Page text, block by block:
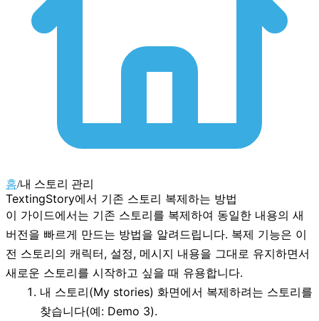
홈/내 스토리 관리
TextingStory에서 기존 스토리 복제하는 방법
이 가이드에서는 기존 스토리를 복제하여 동일한 내용의 새
버전을 빠르게 만드는 방법을 알려드립니다. 복제 기능은 이
전 스토리의 캐릭터, 설정, 메시지 내용을 그대로 유지하면서
새로운 스토리를 시작하고 싶을 때 유용합니다.
내 스토리(My stories) 화면에서 복제하려는 스토리를
찾습니다(예: Demo 3).